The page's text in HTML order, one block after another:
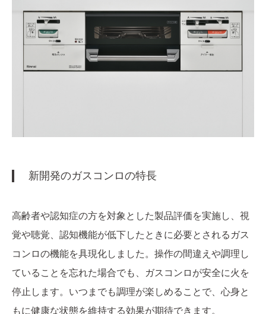
新開発のガスコンロの特長
高齢者や認知症の方を対象とした製品評価を実施し、視
覚や聴覚、認知機能が低下したときに必要とされるガス
コンロの機能を具現化しました。操作の間違えや調理し
ていることを忘れた場合でも、ガスコンロが安全に火を
停止します。いつまでも調理が楽しめることで、心身と
もに健康な状態を維持する効果が期待できます。